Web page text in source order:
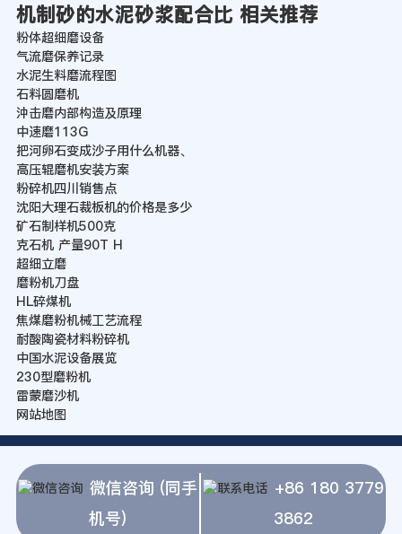
机制砂的水泥砂浆配合比 相关推荐
粉体超细磨设备
气流磨保养记录
水泥生料磨流程图
石料圆磨机
沖击磨内部构造及原理
中速磨113G
把河卵石变成沙子用什么机器、
高压辊磨机安装方案
粉碎机四川销售点
沈阳大理石裁板机的价格是多少
矿石制样机500克
克石机 产量90T H
超细立磨
磨粉机刀盘
HL碎煤机
焦煤磨粉机械工艺流程
耐酸陶瓷材料粉碎机
中国水泥设备展览
230型磨粉机
雷蒙磨沙机
网站地图
微信咨询 (同手
机号)
+86 180 3779
3862